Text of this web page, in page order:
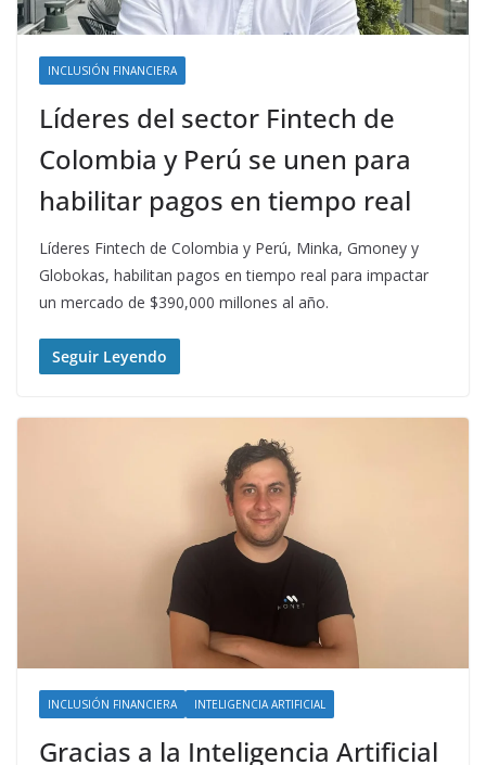
INCLUSIÓN FINANCIERA
Líderes del sector Fintech de
Colombia y Perú se unen para
habilitar pagos en tiempo real
Líderes Fintech de Colombia y Perú, Minka, Gmoney y
Globokas, habilitan pagos en tiempo real para impactar
un mercado de $390,000 millones al año.
Seguir Leyendo
INCLUSIÓN FINANCIERA INTELIGENCIA ARTIFICIAL
Gracias a la Inteligencia Artificial